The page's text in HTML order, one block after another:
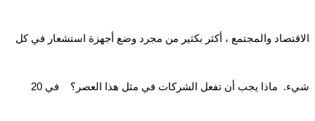
الاقتصاد والمجتمع ، أكثر بكثير من مجرد وضع أجهزة استشعار في كل
شيء. ماذا يجب أن تفعل الشركات في مثل هذا العصر؟ في 20